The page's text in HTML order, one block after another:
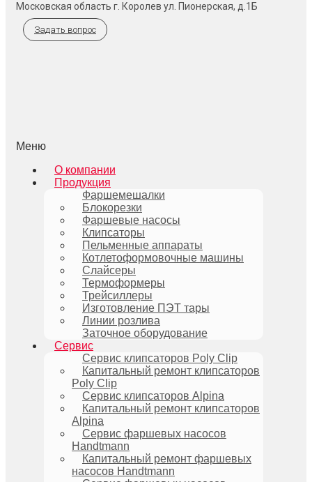
Московская область г. Королев ул. Пионерская, д.1Б
Задать вопрос
Меню
О компании
Продукция
Фаршемешалки
Блокорезки
Фаршевые насосы
Клипсаторы
Пельменные аппараты
Котлетоформовочные машины
Слайсеры
Термоформеры
Трейсиллеры
Изготовление ПЭТ тары
Линии розлива
Заточное оборудование
Сервис
Сервис клипсаторов Poly Clip
Капитальный ремонт клипсаторов
Poly Clip
Сервис клипсаторов Alpina
Капитальный ремонт клипсаторов
Alpina
Сервис фаршевых насосов
Handtmann
Капитальный ремонт фаршевых
насосов Handtmann